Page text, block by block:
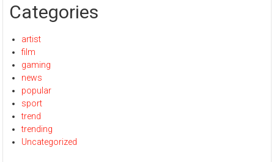
Categories
artist
film
gaming
news
popular
sport
trend
trending
Uncategorized